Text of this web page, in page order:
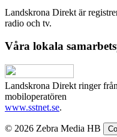
Landskrona Direkt är
radio och tv.
Våra lokala
Landskrona Direkt ringer
mobiloperatören
www.sstnet.se.
© 2026 Zebra Media HB